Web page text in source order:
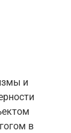
и
в